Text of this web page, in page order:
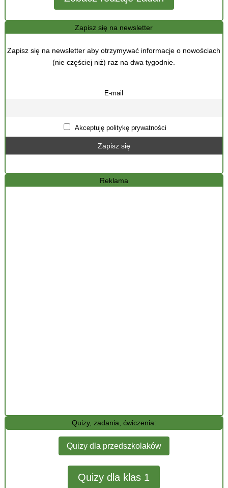
Zapisz się na newsletter
Zapisz się na newsletter aby otrzymywać informacje o nowościach
(nie częściej niż) raz na dwa tygodnie.
E-mail
Akceptuję politykę prywatności
Reklama
Quizy, zadania, ćwiczenia:
Quizy dla przedszkolaków
Quizy dla klas 1